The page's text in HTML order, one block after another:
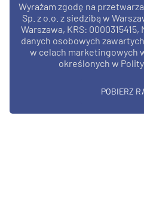
Wyrażam zgodę na
Sp. z o.o. z siedzibą w
Warszawa, KRS:
danych osobowych
w celach marketingowych
określonych w